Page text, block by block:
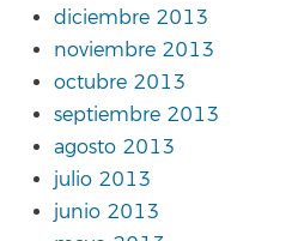
diciembre 2013
noviembre 2013
octubre 2013
septiembre 2013
agosto 2013
julio 2013
junio 2013